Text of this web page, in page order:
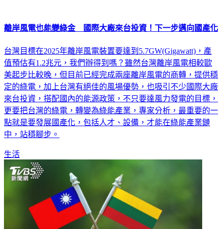
離岸風電也能變綠金 國際大廠來台投資！下一步邁向國產化
台灣目標在2025年離岸風電裝置要達到5.7GW(Gigawatt)，產
值預估有1.2兆元，我們辦得到嗎？雖然台灣離岸風電相較歐
美起步比較晚，但目前已經完成兩座離岸風電的商轉，提供穩
定的綠電，加上台灣有絕佳的風場優勢，也吸引不少國際大廠
來台投資，搭配國內的能源政策，不只要達風力發電的目標，
更要把台灣的綠電，轉變為綠能產業，專家分析，最重要的一
點就是要發展國產化，包括人才、設備，才能在綠能產業鏈
中，站穩腳步。
生活